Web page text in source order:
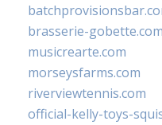
brasserie-gobette.com
musicrearte.com
morseysfarms.com
riverviewtennis.com
official-kelly-toys-